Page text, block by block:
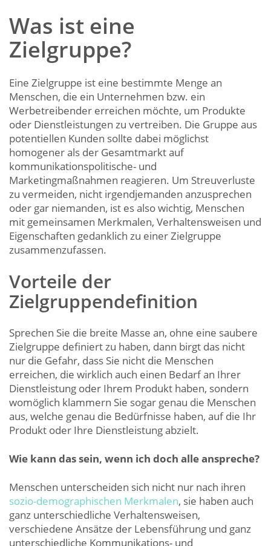
Was ist eine
Zielgruppe?
Eine Zielgruppe ist eine bestimmte Menge an
Menschen, die ein Unternehmen bzw. ein
Werbetreibender erreichen möchte, um Produkte
oder Dienstleistungen zu vertreiben. Die Gruppe aus
potentiellen Kunden sollte dabei möglichst
homogener als der Gesamtmarkt auf
kommunikationspolitische- und
Marketingmaßnahmen reagieren. Um Streuverluste
zu vermeiden, nicht irgendjemanden anzusprechen
oder gar niemanden, ist es also wichtig, Menschen
mit gemeinsamen Merkmalen, Verhaltensweisen und
Eigenschaften gedanklich zu einer Zielgruppe
zusammenzufassen.
Vorteile der
Zielgruppendefinition
Sprechen Sie die breite Masse an, ohne eine saubere
Zielgruppe definiert zu haben, dann birgt das nicht
nur die Gefahr, dass Sie nicht die Menschen
erreichen, die wirklich auch einen Bedarf an Ihrer
Dienstleistung oder Ihrem Produkt haben, sondern
womöglich klammern Sie sogar genau die Menschen
aus, welche genau die Bedürfnisse haben, auf die Ihr
Produkt oder Ihre Dienstleistung abzielt.
Wie kann das sein, wenn ich doch alle anspreche?
Menschen unterscheiden sich nicht nur nach ihren
sozio-demographischen Merkmalen, sie haben auch
ganz unterschiedliche Verhaltensweisen,
verschiedene Ansätze der Lebensführung und ganz
unterschiedliche Kommunikations- und